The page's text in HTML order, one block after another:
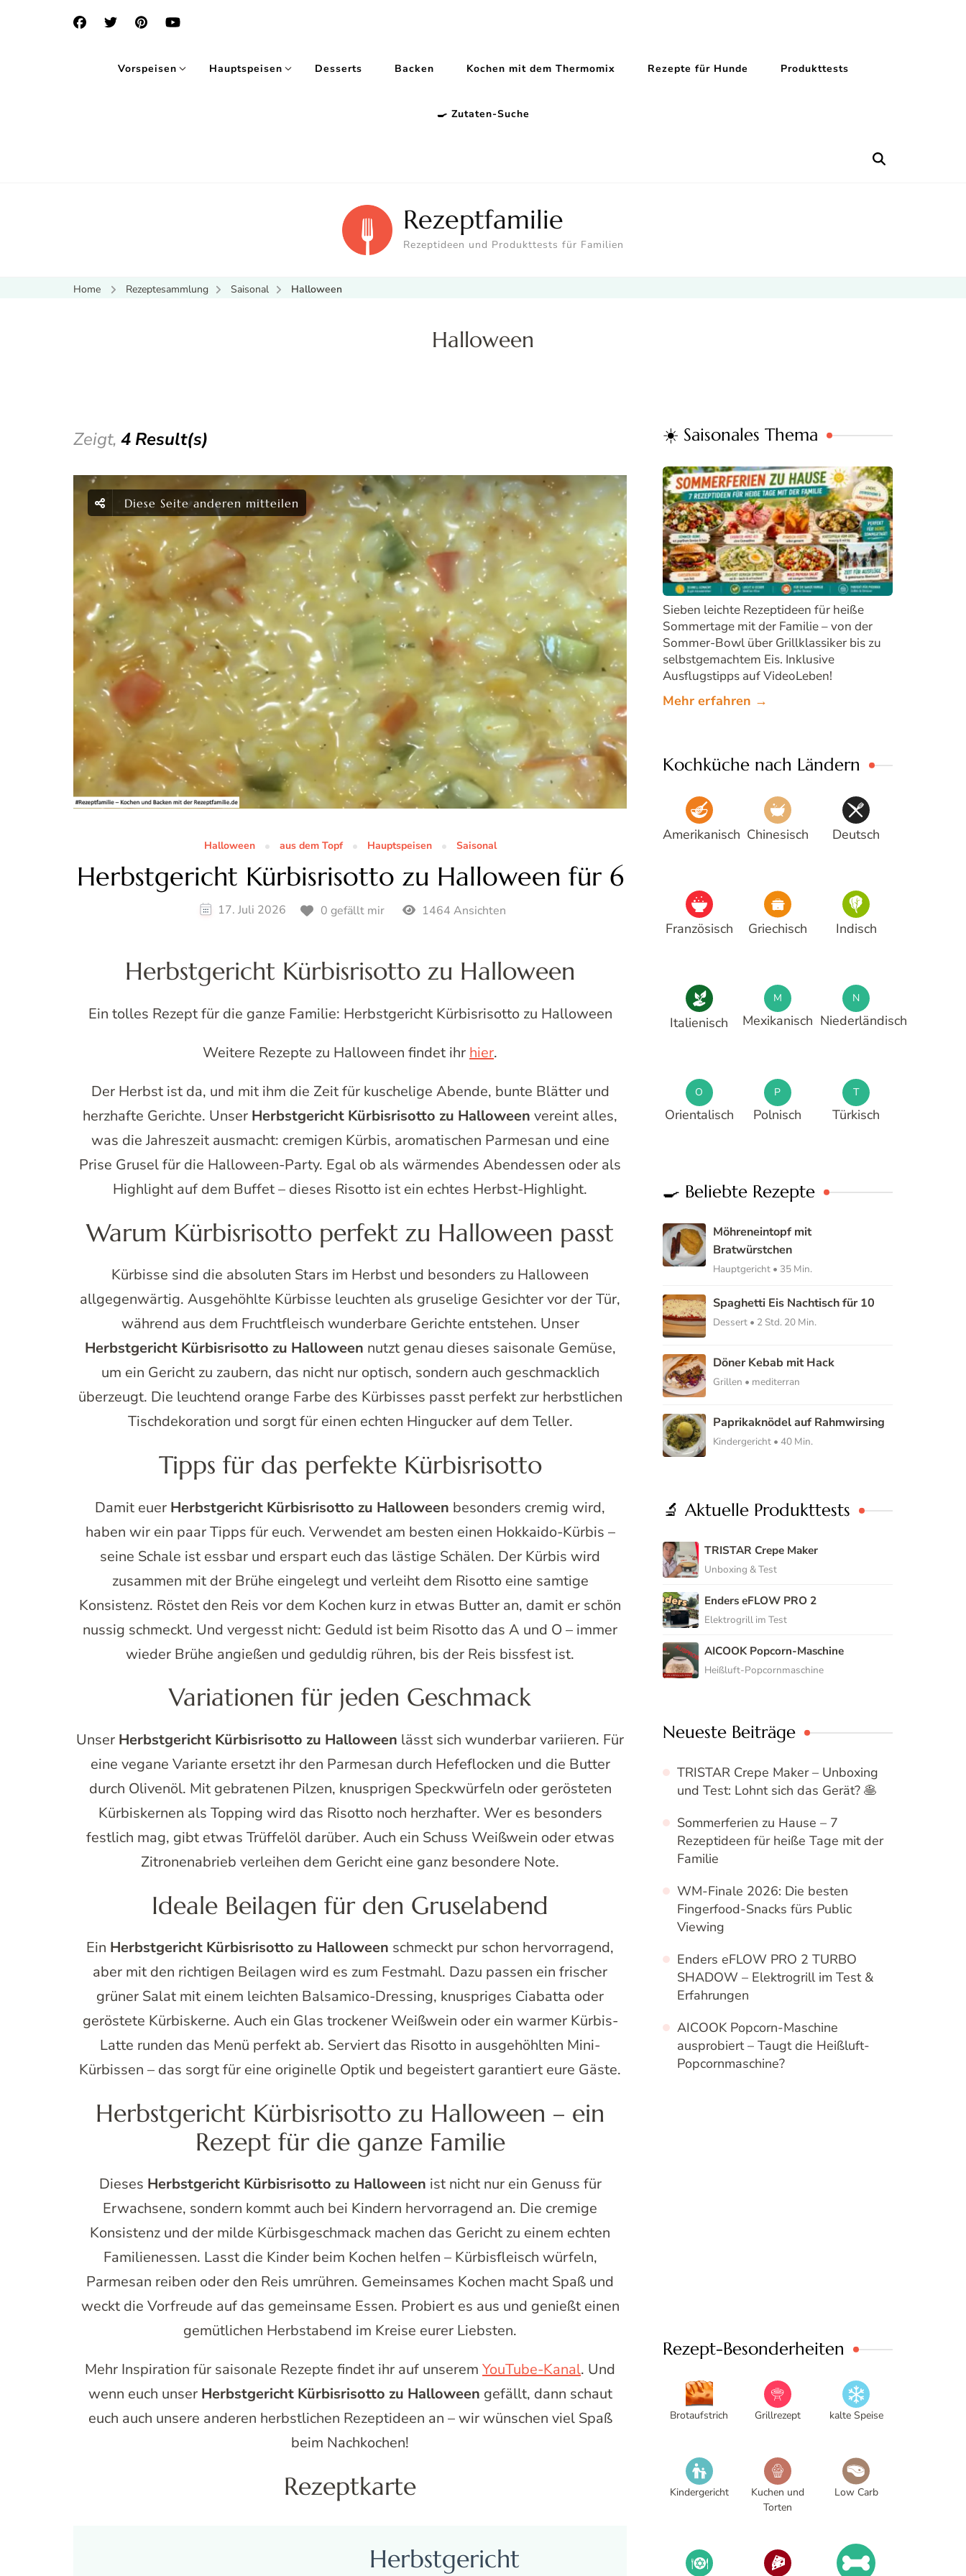
Vorspeisen Hauptspeisen Desserts Backen Kochen mit dem Thermomix Rezepte für Hunde Produkttests
🍳 Zutaten-Suche
Rezeptfamilie
Rezeptideen und Produkttests für Familien
Home Rezeptesammlung Saisonal Halloween
Halloween
Zeigt, 4 Result(s)
Diese Seite anderen mitteilen
Halloween aus dem Topf Hauptspeisen Saisonal
Herbstgericht Kürbisrisotto zu Halloween für 6
17. Juli 2026 0 gefällt mir 1464 Ansichten
Herbstgericht Kürbisrisotto zu Halloween
Ein tolles Rezept für die ganze Familie: Herbstgericht Kürbisrisotto zu Halloween
Weitere Rezepte zu Halloween findet ihr hier.
Der Herbst ist da, und mit ihm die Zeit für kuschelige Abende, bunte Blätter und
herzhafte Gerichte. Unser Herbstgericht Kürbisrisotto zu Halloween vereint alles,
was die Jahreszeit ausmacht: cremigen Kürbis, aromatischen Parmesan und eine
Prise Grusel für die Halloween-Party. Egal ob als wärmendes Abendessen oder als
Highlight auf dem Buffet – dieses Risotto ist ein echtes Herbst-Highlight.
Warum Kürbisrisotto perfekt zu Halloween passt
Kürbisse sind die absoluten Stars im Herbst und besonders zu Halloween
allgegenwärtig. Ausgehöhlte Kürbisse leuchten als gruselige Gesichter vor der Tür,
während aus dem Fruchtfleisch wunderbare Gerichte entstehen. Unser
Herbstgericht Kürbisrisotto zu Halloween nutzt genau dieses saisonale Gemüse,
um ein Gericht zu zaubern, das nicht nur optisch, sondern auch geschmacklich
überzeugt. Die leuchtend orange Farbe des Kürbisses passt perfekt zur herbstlichen
Tischdekoration und sorgt für einen echten Hingucker auf dem Teller.
Tipps für das perfekte Kürbisrisotto
Damit euer Herbstgericht Kürbisrisotto zu Halloween besonders cremig wird,
haben wir ein paar Tipps für euch. Verwendet am besten einen Hokkaido-Kürbis –
seine Schale ist essbar und erspart euch das lästige Schälen. Der Kürbis wird
zusammen mit der Brühe eingelegt und verleiht dem Risotto eine samtige
Konsistenz. Röstet den Reis vor dem Kochen kurz in etwas Butter an, damit er schön
nussig schmeckt. Und vergesst nicht: Geduld ist beim Risotto das A und O – immer
wieder Brühe angießen und geduldig rühren, bis der Reis bissfest ist.
Variationen für jeden Geschmack
Unser Herbstgericht Kürbisrisotto zu Halloween lässt sich wunderbar variieren. Für
eine vegane Variante ersetzt ihr den Parmesan durch Hefeflocken und die Butter
durch Olivenöl. Mit gebratenen Pilzen, knusprigen Speckwürfeln oder gerösteten
Kürbiskernen als Topping wird das Risotto noch herzhafter. Wer es besonders
festlich mag, gibt etwas Trüffelöl darüber. Auch ein Schuss Weißwein oder etwas
Zitronenabrieb verleihen dem Gericht eine ganz besondere Note.
Ideale Beilagen für den Gruselabend
Ein Herbstgericht Kürbisrisotto zu Halloween schmeckt pur schon hervorragend,
aber mit den richtigen Beilagen wird es zum Festmahl. Dazu passen ein frischer
grüner Salat mit einem leichten Balsamico-Dressing, knuspriges Ciabatta oder
geröstete Kürbiskerne. Auch ein Glas trockener Weißwein oder ein warmer Kürbis-
Latte runden das Menü perfekt ab. Serviert das Risotto in ausgehöhlten Mini-
Kürbissen – das sorgt für eine originelle Optik und begeistert garantiert eure Gäste.
Herbstgericht Kürbisrisotto zu Halloween – ein
Rezept für die ganze Familie
Dieses Herbstgericht Kürbisrisotto zu Halloween ist nicht nur ein Genuss für
Erwachsene, sondern kommt auch bei Kindern hervorragend an. Die cremige
Konsistenz und der milde Kürbisgeschmack machen das Gericht zu einem echten
Familienessen. Lasst die Kinder beim Kochen helfen – Kürbisfleisch würfeln,
Parmesan reiben oder den Reis umrühren. Gemeinsames Kochen macht Spaß und
weckt die Vorfreude auf das gemeinsame Essen. Probiert es aus und genießt einen
gemütlichen Herbstabend im Kreise eurer Liebsten.
Mehr Inspiration für saisonale Rezepte findet ihr auf unserem YouTube-Kanal. Und
wenn euch unser Herbstgericht Kürbisrisotto zu Halloween gefällt, dann schaut
euch auch unsere anderen herbstlichen Rezeptideen an – wir wünschen viel Spaß
beim Nachkochen!
Rezeptkarte
Herbstgericht
☀️ Saisonales Thema
Sieben leichte Rezeptideen für heiße
Sommertage mit der Familie – von der
Sommer-Bowl über Grillklassiker bis zu
selbstgemachtem Eis. Inklusive
Ausflugstipps auf VideoLeben!
Mehr erfahren →
Kochküche nach Ländern
Amerikanisch Chinesisch Deutsch
Französisch Griechisch Indisch
Italienisch
M
Mexikanisch
N
Niederländisch
O
Orientalisch
P
Polnisch
T
Türkisch
🍳 Beliebte Rezepte
Möhreneintopf mit
Bratwürstchen
Hauptgericht • 35 Min.
Spaghetti Eis Nachtisch für 10
Dessert • 2 Std. 20 Min.
Döner Kebab mit Hack
Grillen • mediterran
Paprikaknödel auf Rahmwirsing
Kindergericht • 40 Min.
🔬 Aktuelle Produkttests
TRISTAR Crepe Maker
Unboxing & Test
Enders eFLOW PRO 2
Elektrogrill im Test
AICOOK Popcorn-Maschine
Heißluft-Popcornmaschine
Neueste Beiträge
TRISTAR Crepe Maker – Unboxing
und Test: Lohnt sich das Gerät? 🥞
Sommerferien zu Hause – 7
Rezeptideen für heiße Tage mit der
Familie
WM-Finale 2026: Die besten
Fingerfood-Snacks fürs Public
Viewing
Enders eFLOW PRO 2 TURBO
SHADOW – Elektrogrill im Test &
Erfahrungen
AICOOK Popcorn-Maschine
ausprobiert – Taugt die Heißluft-
Popcornmaschine?
Rezept-Besonderheiten
Brotaufstrich Grillrezept kalte Speise
Kindergericht
Kuchen und
Torten
Low Carb